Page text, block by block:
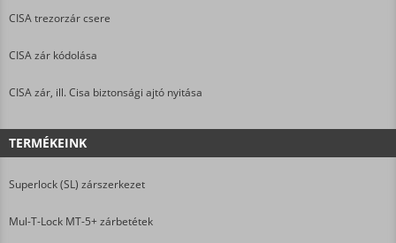
CISA trezorzár csere
CISA zár kódolása
CISA zár, ill. Cisa biztonsági ajtó nyitása
TERMÉKEINK
Superlock (SL) zárszerkezet
Mul-T-Lock MT-5+ zárbetétek